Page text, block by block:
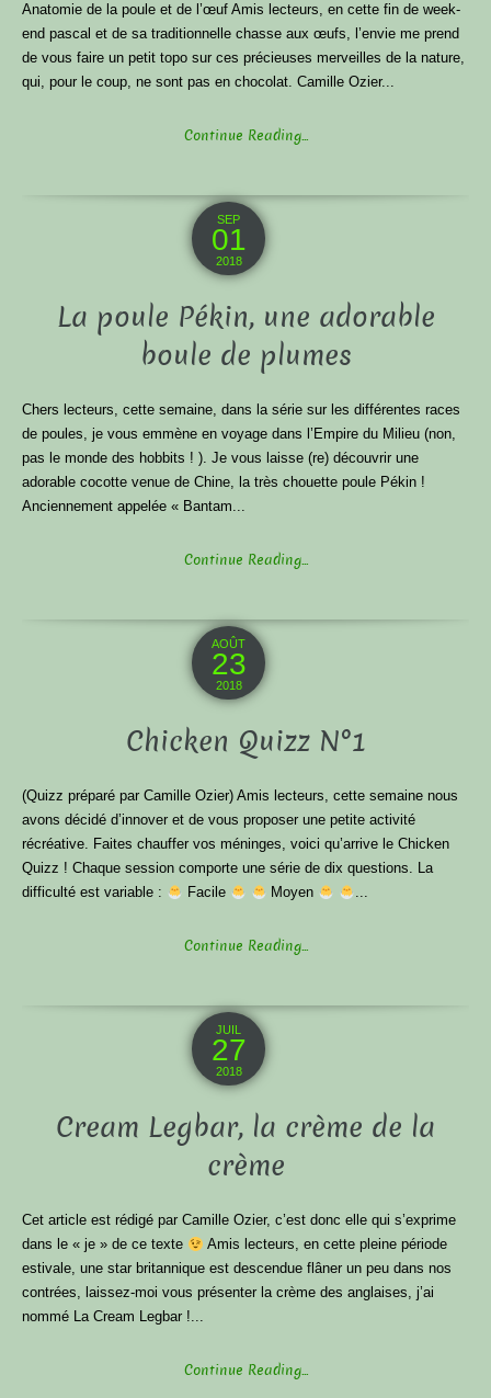
Anatomie de la poule et de l’œuf Amis lecteurs, en cette fin de week-
end pascal et de sa traditionnelle chasse aux œufs, l’envie me prend
de vous faire un petit topo sur ces précieuses merveilles de la nature,
qui, pour le coup, ne sont pas en chocolat. Camille Ozier...
Continue Reading...
SEP
01
2018
La poule Pékin, une adorable
boule de plumes
Chers lecteurs, cette semaine, dans la série sur les différentes races
de poules, je vous emmène en voyage dans l’Empire du Milieu (non,
pas le monde des hobbits ! ). Je vous laisse (re) découvrir une
adorable cocotte venue de Chine, la très chouette poule Pékin !
Anciennement appelée « Bantam...
Continue Reading...
AOÛT
23
2018
Chicken Quizz N°1
(Quizz préparé par Camille Ozier) Amis lecteurs, cette semaine nous
avons décidé d’innover et de vous proposer une petite activité
récréative. Faites chauffer vos méninges, voici qu’arrive le Chicken
Quizz ! Chaque session comporte une série de dix questions. La
difficulté est variable :
Facile Moyen ...
Continue Reading...
JUIL
27
2018
Cream Legbar, la crème de la
crème
Cet article est rédigé par Camille Ozier, c’est donc elle qui s’exprime
dans le « je » de ce texte
Amis lecteurs, en cette pleine période
estivale, une star britannique est descendue flâner un peu dans nos
contrées, laissez-moi vous présenter la crème des anglaises, j’ai
nommé La Cream Legbar !...
Continue Reading...